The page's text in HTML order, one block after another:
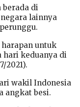
di
lainnya
untuk
hari keduanya di
2021).
wakil Indonesia
angkat besi.